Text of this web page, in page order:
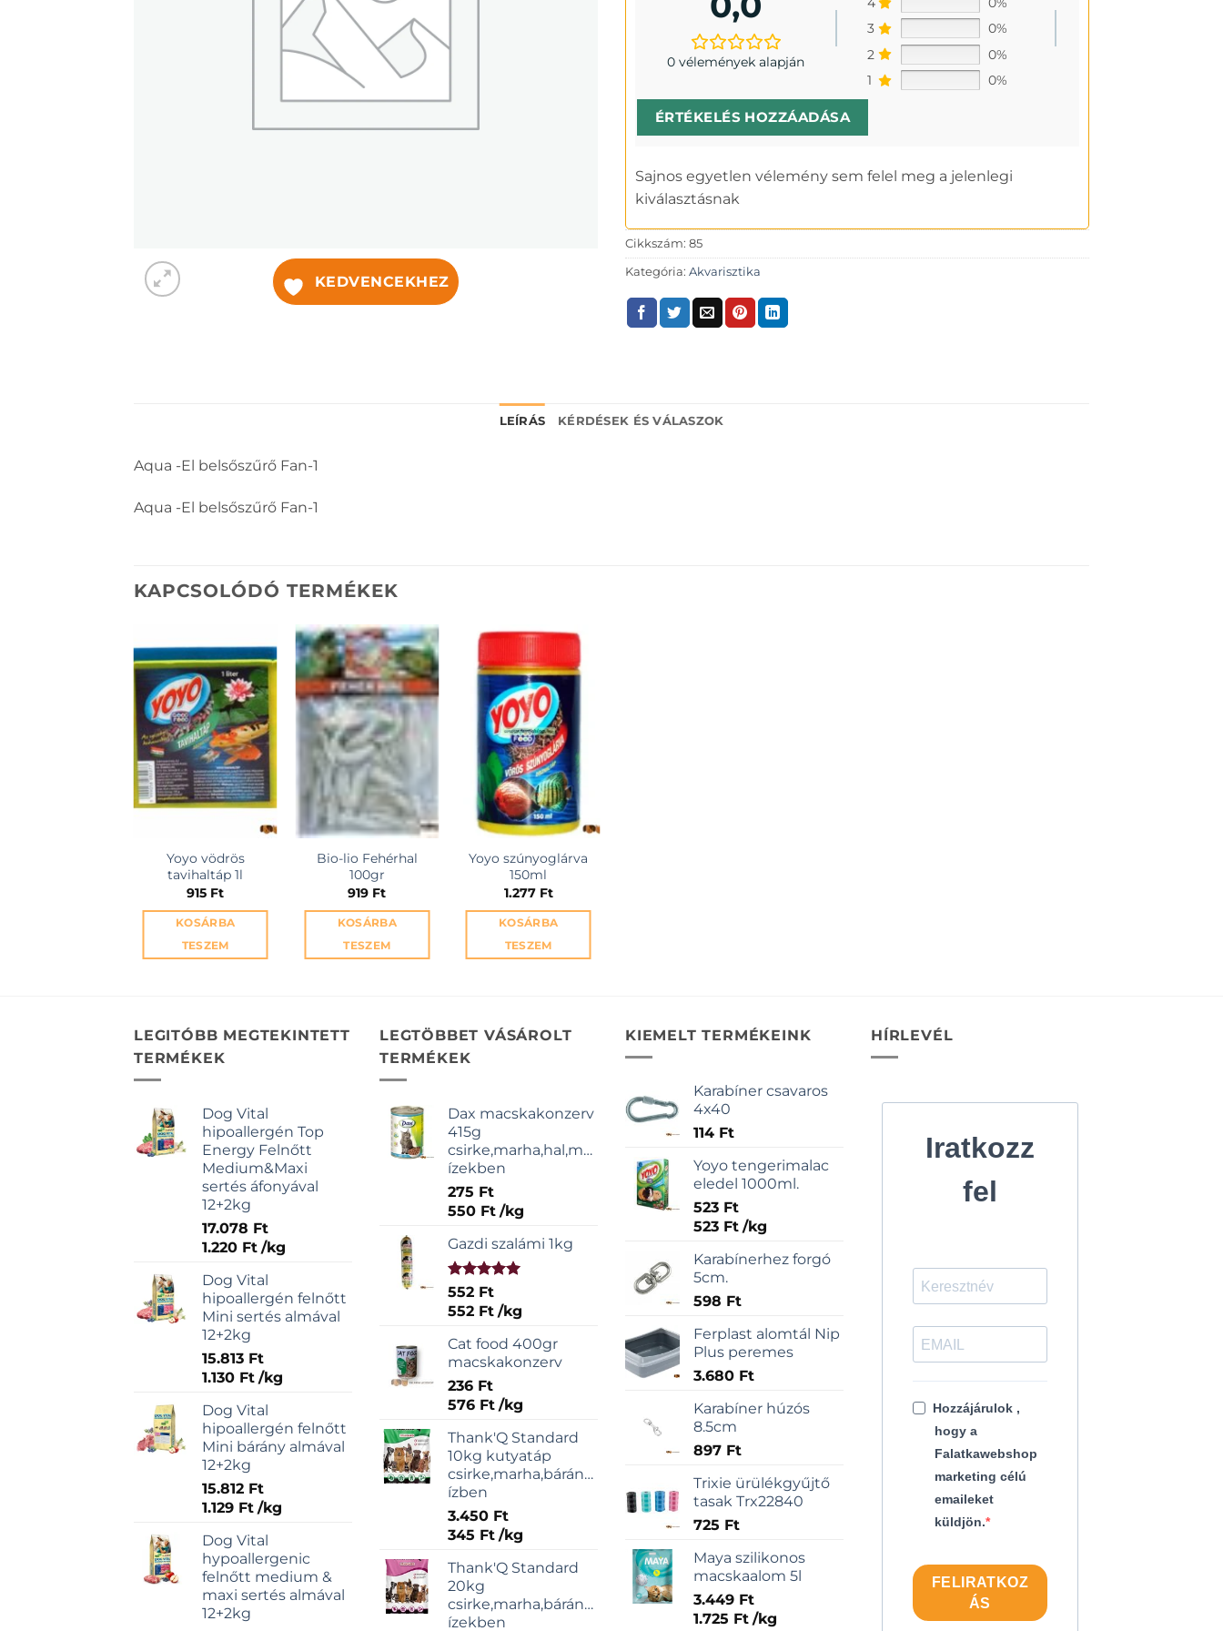
KEDVENCEKHEZ
0 vélemények alapján
3
0%
2
0%
1
0%
ÉRTÉKELÉS HOZZÁADÁSA
Sajnos egyetlen vélemény sem felel meg a jelenlegi
kiválasztásnak
Cikkszám: 85
Kategória: Akvarisztika
LEÍRÁS KÉRDÉSEK ÉS VÁLASZOK
Aqua -El belsőszűrő Fan-1
Aqua -El belsőszűrő Fan-1
KAPCSOLÓDÓ TERMÉKEK
KEDVENCEKHEZ
Yoyo vödrös
tavihaltáp 1l
915 Ft
KOSÁRBA
TESZEM
KEDVENCEKHEZ
Bio-lio Fehérhal
100gr
919 Ft
KOSÁRBA
TESZEM
KEDVENCEKHEZ
Yoyo szúnyoglárva
150ml
1.277 Ft
KOSÁRBA
TESZEM
LEGITÓBB MEGTEKINTETT
TERMÉKEK
Dog Vital
hipoallergén Top
Energy Felnőtt
Medium&Maxi
sertés áfonyával
12+2kg
17.078 Ft
1.220 Ft /kg
Dog Vital
hipoallergén felnőtt
Mini sertés almával
12+2kg
15.813 Ft
1.130 Ft /kg
Dog Vital
hipoallergén felnőtt
Mini bárány almával
12+2kg
15.812 Ft
1.129 Ft /kg
Dog Vital
hypoallergenic
felnőtt medium &
maxi sertés almával
12+2kg
LEGTÖBBET VÁSÁROLT
TERMÉKEK
Dax macskakonzerv
415g
csirke,marha,hal,májas
ízekben
275 Ft
550 Ft /kg
Gazdi szalámi 1kg
Értékelés:
5.00/ 5
552 Ft
552 Ft /kg
Cat food 400gr
macskakonzerv
236 Ft
576 Ft /kg
Thank'Q Standard
10kg kutyatáp
csirke,marha,bárány,sonka
ízben
3.450 Ft
345 Ft /kg
Thank'Q Standard
20kg
csirke,marha,bárány,sonka
ízekben
KIEMELT TERMÉKEINK
Karabíner csavaros
4x40
114 Ft
Yoyo tengerimalac
eledel 1000ml.
523 Ft
523 Ft /kg
Karabínerhez forgó
5cm.
598 Ft
Ferplast alomtál Nip
Plus peremes
3.680 Ft
Karabíner húzós
8.5cm
897 Ft
Trixie ürülékgyűjtő
tasak Trx22840
725 Ft
Maya szilikonos
macskaalom 5l
3.449 Ft
1.725 Ft /kg
HÍRLEVÉL
Iratkozz
fel
Hozzájárulok ,
hogy a
Falatkawebshop
marketing célú
emaileket
küldjön.
FELIRATKOZ
ÁS